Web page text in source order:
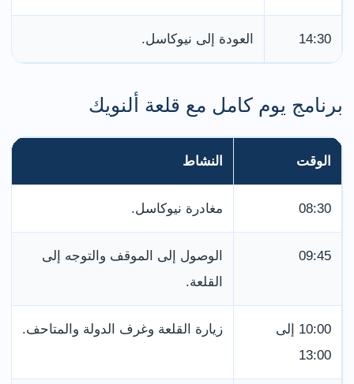
14:30 العودة إلى نيوكاسل.
برنامج يوم كامل مع قلعة ألنويك
الوقت النشاط
08:30 مغادرة نيوكاسل.
09:45
الوصول إلى الموقف والتوجه إلى
القلعة.
10:00 إلى
13:00
زيارة القلعة وغرف الدولة والمتاحف.